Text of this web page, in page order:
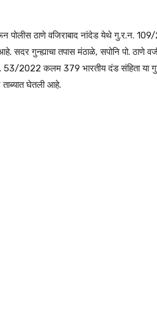
पोलीस ठाणे वजिराबाद नांदेड येथे गु.र.न.
सदर गुन्ह्याचा तपास मंठाळे, सपोनि पो. ठाणे
53/2022 कलम 379 भारतीय दंड संहिता या
घेतली आहे.